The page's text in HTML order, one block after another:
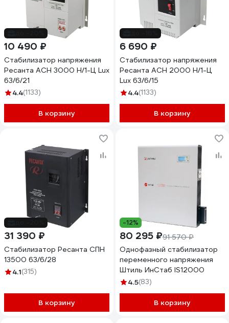
10 490 ₽
Стабилизатор напряжения
Ресанта АСН 3000 Н/1-Ц Lux
63/6/21
4.4(1133)
В корзину
6 690 ₽
Стабилизатор напряжения
Ресанта АСН 2000 Н/1-Ц
Lux 63/6/15
4.4(1133)
В корзину
31 390 ₽
Стабилизатор Ресанта СПН
13500 63/6/28
4.1(315)
В корзину
-12%
80 295 ₽91 570 ₽
Однофазный стабилизатор
переменного напряжения
Штиль ИнСтаб IS12000
4.5(83)
В корзину